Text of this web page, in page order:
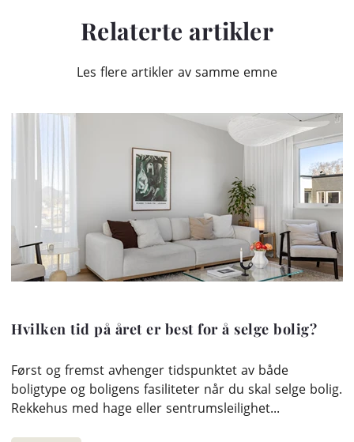
Relaterte artikler
Les flere artikler av samme emne
Hvilken tid på året er best for å selge bolig?
Først og fremst avhenger tidspunktet av både
boligtype og boligens fasiliteter når du skal selge bolig.
Rekkehus med hage eller sentrumsleilighet...